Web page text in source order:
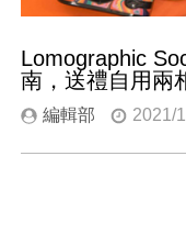
Lomographic
南，送禮自用兩
編輯部 2021/